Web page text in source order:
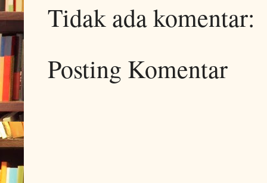
Tidak ada komentar:
Posting Komentar